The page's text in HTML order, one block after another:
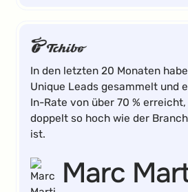
In den letzten 20 Monaten
Unique Leads gesammelt und
In-Rate von über 70 %
doppelt so hoch wie der
ist.
Marc